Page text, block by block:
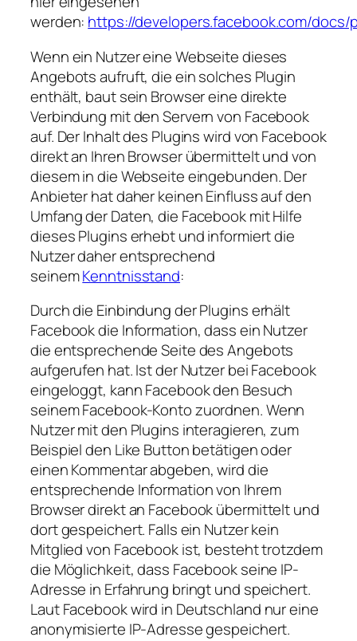
werden: https://developers.facebook.com/docs/
Wenn ein Nutzer eine Webseite dieses
Angebots aufruft, die ein solches Plugin
enthält, baut sein Browser eine direkte
Verbindung mit den Servern von Facebook
auf. Der Inhalt des Plugins wird von Facebook
direkt an Ihren Browser übermittelt und von
diesem in die Webseite eingebunden. Der
Anbieter hat daher keinen Einfluss auf den
Umfang der Daten, die Facebook mit Hilfe
dieses Plugins erhebt und informiert die
Nutzer daher entsprechend
seinemKenntnisstand:
Durch die Einbindung der Plugins erhält
Facebook die Information, dass ein Nutzer
die entsprechende Seite des Angebots
aufgerufen hat. Ist der Nutzer bei Facebook
eingeloggt, kann Facebook den Besuch
seinem Facebook-Konto zuordnen. Wenn
Nutzer mit den Plugins interagieren, zum
Beispiel den Like Button betätigen oder
einen Kommentar abgeben, wird die
entsprechende Information von Ihrem
Browser direkt an Facebook übermittelt und
dort gespeichert. Falls ein Nutzer kein
Mitglied von Facebook ist, besteht trotzdem
die Möglichkeit, dass Facebook seine IP-
Adresse in Erfahrung bringt und speichert.
Laut Facebook wird in Deutschland nur eine
anonymisierte IP-Adresse gespeichert.